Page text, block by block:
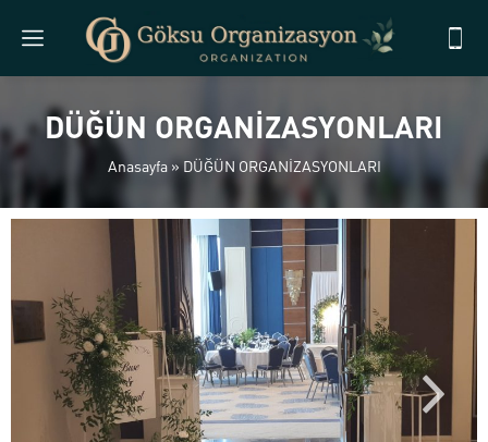
DÜĞÜN ORGANİZASYONLARI
Anasayfa»DÜĞÜN ORGANİZASYONLARI